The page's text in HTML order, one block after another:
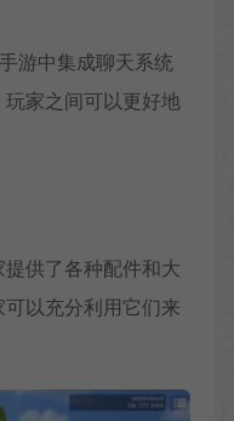
游中集成聊天系统
家之间可以更好地
供了各种配件和大
以充分利用它们来